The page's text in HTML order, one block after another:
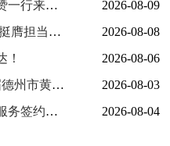
埃塞俄比亚驻华使馆商务参赞一行来访我校深化职教出海务实合作
2026-08-09
专业技能赋能基层 青春力量挺膺担当——德州工程职业学院2026年暑...
2026-08-08
！
2026-08-06
我校5个项目成功入围第三届德州市黄炎培职业教育创新创业大赛决...
2026-08-03
求职能力实训进校园暨校地服务签约仪式在我校举行
2026-08-04